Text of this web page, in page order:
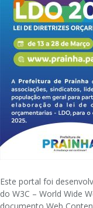
Este portal foi
do W3C – World Wide